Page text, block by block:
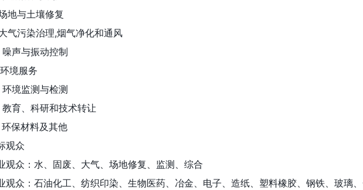
地与土壤修复
气污染治理,烟气净化和通风
噪声与振动控制
环境服务
环境监测与检测
教育、科研和技术转让
环保材料及其他
观众
观众：水、固废、大气、场地修复、监测、综合
观众：石油化工、纺织印染、生物医药、冶金、电子、造纸、塑料橡胶、钢铁、玻璃